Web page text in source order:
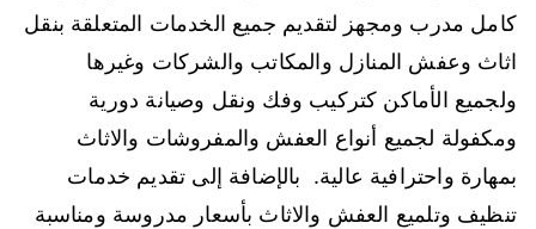
كامل مدرب ومجهز لتقديم جميع الخدمات المتعلقة بنقل
اثاث وعفش المنازل والمكاتب والشركات وغيرها
ولجميع الأماكن كتركيب وفك ونقل وصيانة دورية
ومكفولة لجميع أنواع العفش والمفروشات والاثاث
بمهارة واحترافية عالية. بالإضافة إلى تقديم خدمات
تنظيف وتلميع العفش والاثاث بأسعار مدروسة ومناسبة